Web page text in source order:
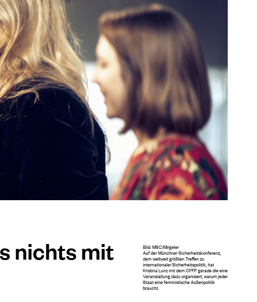
nichts mit
Bild: MSC/Mirgeler
Auf der Münchner Sicherheitskonferenz,
dem weltweit größten Treffen zu
internationaler Sicherheitspolitik, hat
Kristina Lunz mit dem CFFP gerade die eine
Veranstaltung dazu organisiert, warum jeder
Staat eine feministische Außenpolitik
braucht.